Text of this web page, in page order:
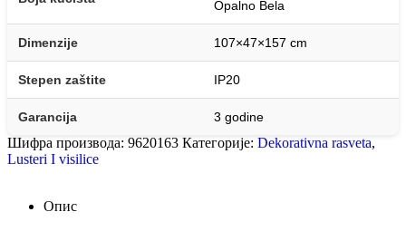
Opalno Bela
Dimenzije 107×47×157 cm
Stepen zaštite IP20
Garancija 3 godine
Шифра производа: 9620163 Категорије: Dekorativna rasveta,
Lusteri I visilice
Опис